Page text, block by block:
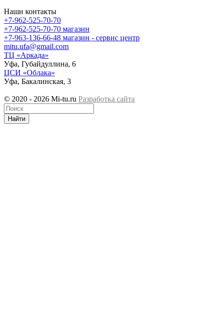
Наши контакты
+7-962-525-70-70
+7-962-525-70-70 магазин
+7-963-136-66-48 магазин - сервис центр
mitu.ufa@gmail.com
ТЦ «Аркада»
Уфа, Губайдуллина, 6
ЦСИ «Облака»
Уфа, Бакалинская, 3
© 2020 - 2026 Mi-tu.ru Разработка сайта
Найти